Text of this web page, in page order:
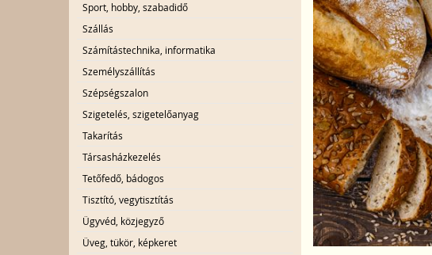
Sport, hobby, szabadidő
Szállás
Számítástechnika, informatika
Személyszállítás
Szépségszalon
Szigetelés, szigetelőanyag
Takarítás
Társasházkezelés
Tetőfedő, bádogos
Tisztító, vegytisztítás
Ügyvéd, közjegyző
Üveg, tükör, képkeret